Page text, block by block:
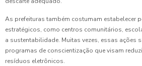
As prefeituras também costumam estabelecer
estratégicos, como centros comunitários,
a sustentabilidade. Muitas vezes, essas ações
programas de conscientização que visam
resíduos eletrônicos.